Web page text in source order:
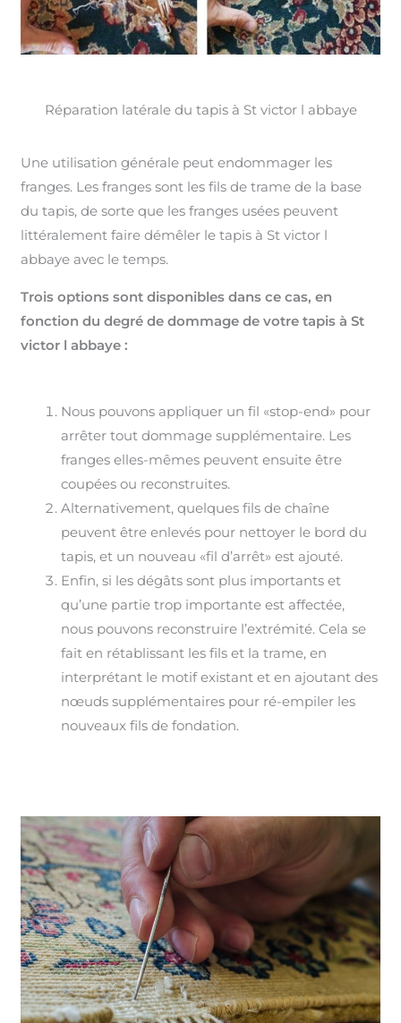
Réparation latérale du tapis à St victor l abbaye
Une utilisation générale peut endommager les
franges. Les franges sont les fils de trame de la base
du tapis, de sorte que les franges usées peuvent
littéralement faire démêler le tapis à St victor l
abbaye avec le temps.
Trois options sont disponibles dans ce cas, en
fonction du degré de dommage de votre tapis à St
victor l abbaye :
Nous pouvons appliquer un fil «stop-end» pour
arrêter tout dommage supplémentaire. Les
franges elles-mêmes peuvent ensuite être
coupées ou reconstruites.
Alternativement, quelques fils de chaîne
peuvent être enlevés pour nettoyer le bord du
tapis, et un nouveau «fil d’arrêt» est ajouté.
Enfin, si les dégâts sont plus importants et
qu’une partie trop importante est affectée,
nous pouvons reconstruire l’extrémité. Cela se
fait en rétablissant les fils et la trame, en
interprétant le motif existant et en ajoutant des
nœuds supplémentaires pour ré-empiler les
nouveaux fils de fondation.